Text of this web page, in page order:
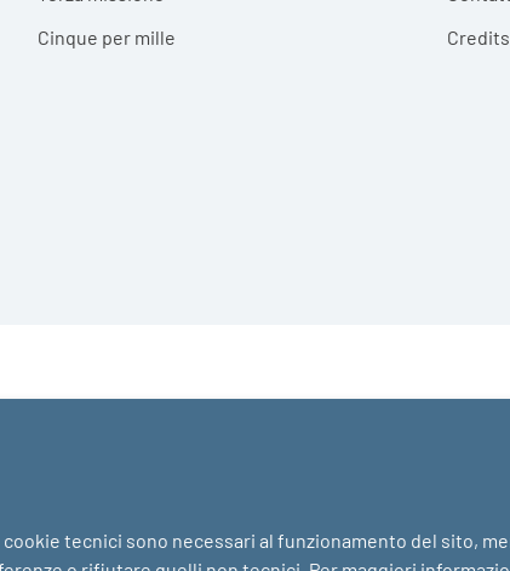
Cinque per mille
Credits
tecnici sono necessari al funzionamento del sito,